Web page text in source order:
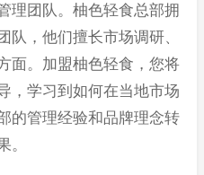
团队。柚色轻食总部拥
队，他们擅长市场调研、
面。加盟柚色轻食，您将
，学习到如何在当地市场
的管理经验和品牌理念转
。